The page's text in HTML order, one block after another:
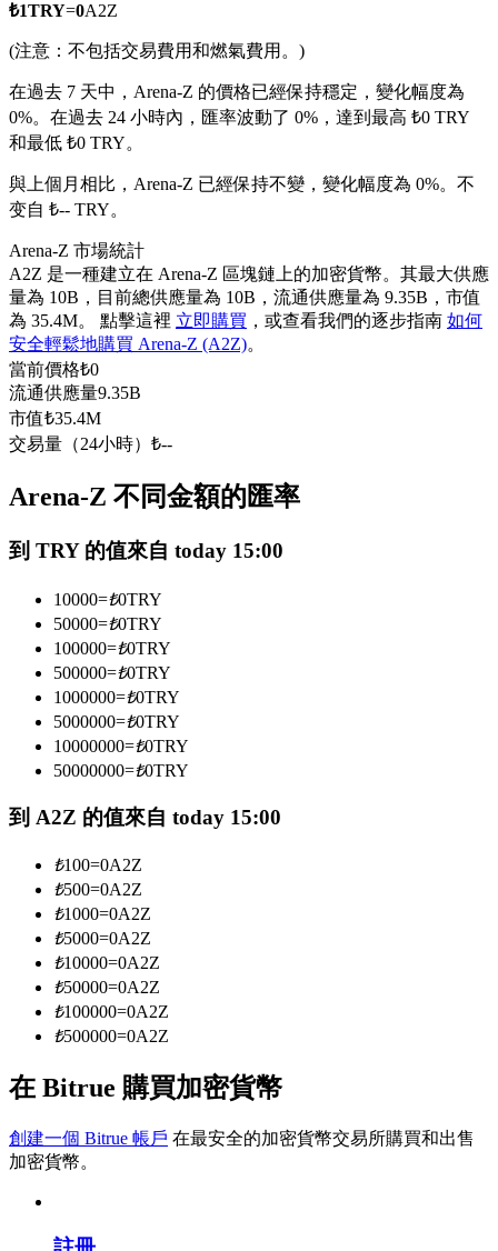
美股、外匯、貴金屬及大宗商品衍生性商品
USDC永續
多種以USDC結算的永續合約
跟單
與頂尖交易專家同行
成為跟單交易員
坐享盈利分成和跟單分傭
包含交易情況等的大數據分析
₺1TRY=0A2Z
(注意：不包括交易費用和燃氣費用。)
在過去 7 天中，Arena-Z 的價格已經保持穩定，變化幅度為
0%。 在過去 24 小時內，匯率波動了 0%，達到最高 ₺0 TRY
和最低 ₺0 TRY。
與上個月相比，Arena-Z 已經保持不變，變化幅度為 0%。不
变自 ₺-- TRY。
Arena-Z 市場統計
A2Z 是一種建立在 Arena-Z 區塊鏈上的加密貨幣。其最大供應
量為 10B，目前總供應量為 10B，流通供應量為 9.35B，市值
為 35.4M。 點擊這裡 立即購買 ，或查看我們的逐步指南 如何
安全輕鬆地購買 Arena-Z (A2Z)。
當前價格₺0
流通供應量9.35B
市值₺35.4M
交易量（24小時） ₺--
Arena-Z 不同金額的匯率
到 TRY 的值來自 today 15:00
10000=₺0TRY
50000=₺0TRY
100000=₺0TRY
500000=₺0TRY
1000000=₺0TRY
5000000=₺0TRY
10000000=₺0TRY
50000000=₺0TRY
到 A2Z 的值來自 today 15:00
₺100=0A2Z
₺500=0A2Z
₺1000=0A2Z
₺5000=0A2Z
₺10000=0A2Z
₺50000=0A2Z
₺100000=0A2Z
₺500000=0A2Z
在 Bitrue 購買加密貨幣
創建一個 Bitrue 帳戶 在最安全的加密貨幣交易所購買和出售
加密貨幣。